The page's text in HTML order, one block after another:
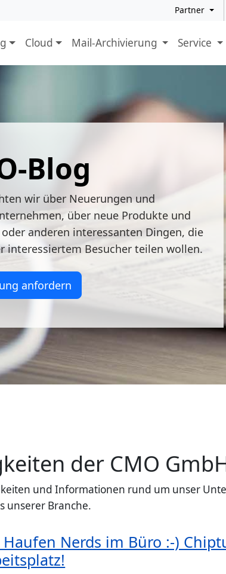
Partner
Cloud Mail-Archivierung Service
Blog
wir über Neuerungen und
über neue Produkte und
anderen interessanten Dingen, die
interessiertem Besucher teilen wollen.
anfordern
der CMO
und Informationen rund um unser
unserer Branche.
Haufen Nerds im Büro :-)